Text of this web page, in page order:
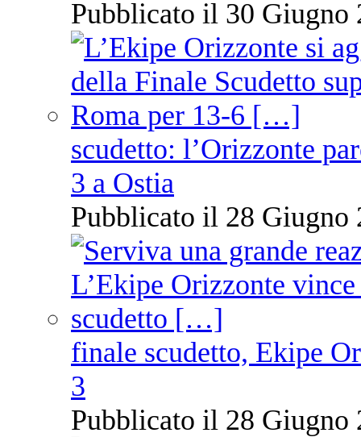
Pubblicato il 30 Giugno
scudetto: l’Orizzonte
3 a Ostia
Pubblicato il 28 Giugno
finale scudetto, Ekipe
3
Pubblicato il 28 Giugno